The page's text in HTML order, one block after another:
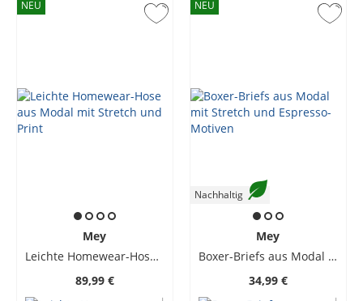
NEU
Mey
Leichte Homewear-Hose aus Modal mit Stretch und Print
89,99 €
NEU
Nachhaltig
Mey
Boxer-Briefs aus Modal mit Stretch und Espresso-Motiven
34,99 €